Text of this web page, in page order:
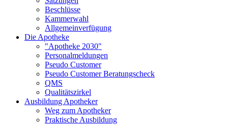
Beschlüsse
Kammerwahl
Allgemeinverfügung
Die Apotheke
"Apotheke 2030"
Personalmeldungen
Pseudo Customer
Pseudo Customer Beratungscheck
QMS
Qualitätszirkel
Ausbildung Apotheker
Weg zum Apotheker
Praktische Ausbildung